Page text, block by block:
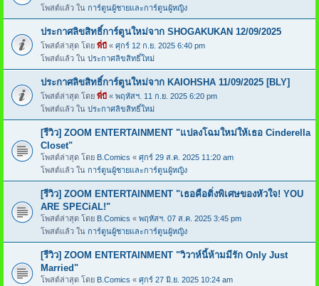
โพสต์แล้ว ใน การ์ตูนผู้ชายและการ์ตูนผู้หญิง
ประกาศลิขสิทธิ์การ์ตูนใหม่จาก SHOGAKUKAN 12/09/2025
โพสต์ล่าสุด โดย พี่บี « ศุกร์ 12 ก.ย. 2025 6:40 pm
โพสต์แล้ว ใน ประกาศลิขสิทธิ์ใหม่
ประกาศลิขสิทธิ์การ์ตูนใหม่จาก KAIOHSHA 11/09/2025 [BLY]
โพสต์ล่าสุด โดย พี่บี « พฤหัสฯ. 11 ก.ย. 2025 6:20 pm
โพสต์แล้ว ใน ประกาศลิขสิทธิ์ใหม่
[รีวิว] ZOOM ENTERTAINMENT "แปลงโฉมใหม่ให้เธอ Cinderella
Closet"
โพสต์ล่าสุด โดย B.Comics « ศุกร์ 29 ส.ค. 2025 11:20 am
โพสต์แล้ว ใน การ์ตูนผู้ชายและการ์ตูนผู้หญิง
[รีวิว] ZOOM ENTERTAINMENT "เธอคือติ่งพิเศษของหัวใจ! YOU
ARE SPECiAL!"
โพสต์ล่าสุด โดย B.Comics « พฤหัสฯ. 07 ส.ค. 2025 3:45 pm
โพสต์แล้ว ใน การ์ตูนผู้ชายและการ์ตูนผู้หญิง
[รีวิว] ZOOM ENTERTAINMENT "วิวาห์นี้ห้ามมีรัก Only Just
Married"
โพสต์ล่าสุด โดย B.Comics « ศุกร์ 27 มิ.ย. 2025 10:24 am